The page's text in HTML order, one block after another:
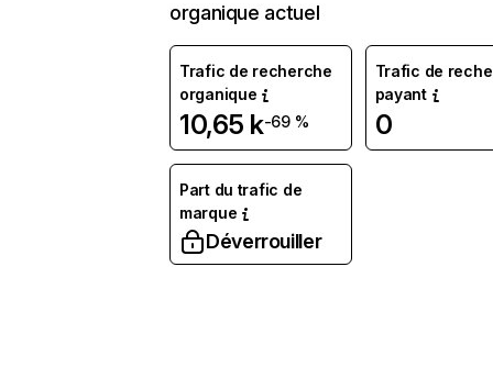
organique actuel
Trafic de recherche
organique
10,65 k-69 %
Trafic de
payant
0
Part du trafic de
marque
Déverrouiller